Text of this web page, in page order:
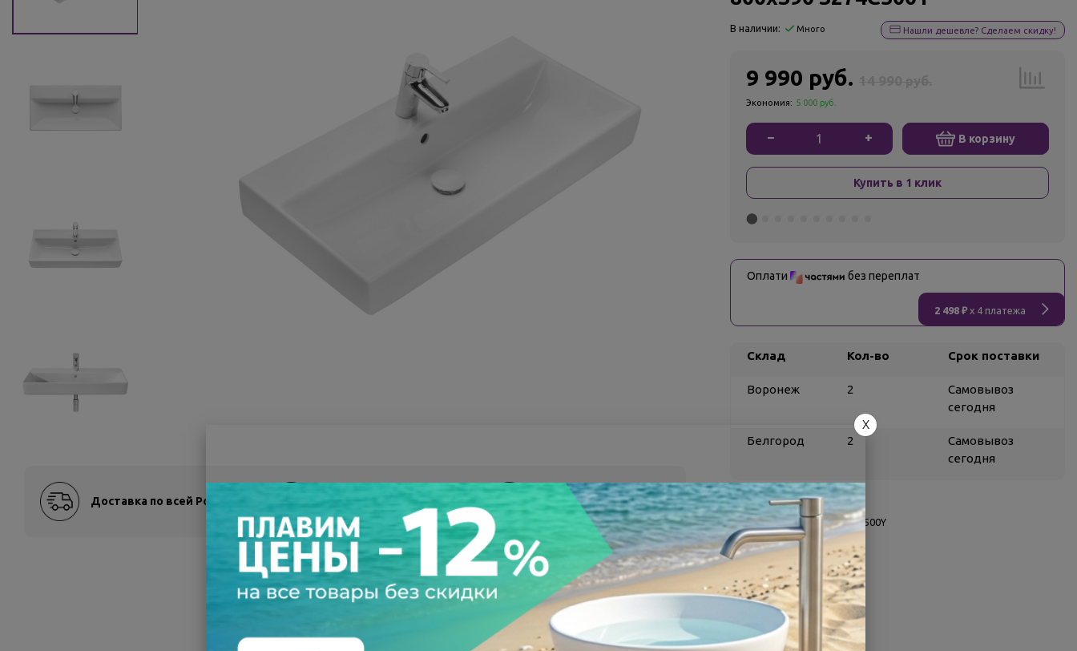
Доставка по всей России Оплата после осмотра Всегда низкие цены
В наличии: Много Нашли дешевле? Сделаем скидку!
9 990 руб.
Экономия: 5 000 руб.
− + В корзину
Купить в 1 клик
Оплати без переплат
2 498 ₽x 4 платежа
Склад Кол-во Срок поставки
Воронеж 2
Самовывоз
сегодня
Белгород 2
Самовывоз
сегодня
О товаре
Заводской артикул: 73274C500Y
Производитель:
Roca
Гарантия:
Страна:
Испания
Другие характеристики
Поделиться
X